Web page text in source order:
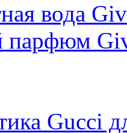
вода
парфюм
Gucci